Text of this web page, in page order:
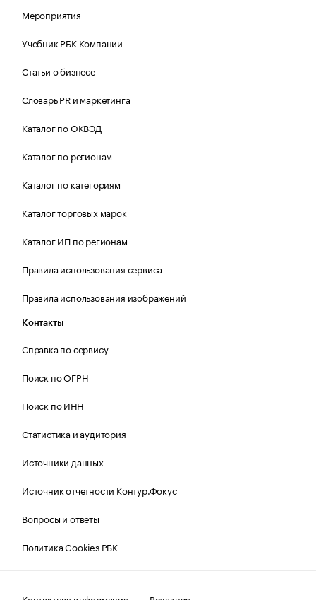
Мероприятия
Учебник РБК Компании
Статьи о бизнесе
Словарь PR и маркетинга
Каталог по ОКВЭД
Каталог по регионам
Каталог по категориям
Каталог торговых марок
Каталог ИП по регионам
Правила использования сервиса
Правила использования изображений
Контакты
Справка по сервису
Поиск по ОГРН
Поиск по ИНН
Статистика и аудитория
Источники данных
Источник отчетности Контур.Фокус
Вопросы и ответы
Политика Cookies РБК